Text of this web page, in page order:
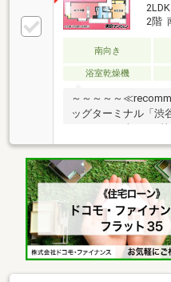
2階
南向き
浴室乾燥機
～～～～～
ッグターミナル「渋
主採光面は南向きで
モズが徒歩5分以内!
ク・宅配ボックス完
可!大切な家族と一
～～～～～～～～～
期低金利50年ロー
談下さい!◆車でまと
年中無休!即日対応さ